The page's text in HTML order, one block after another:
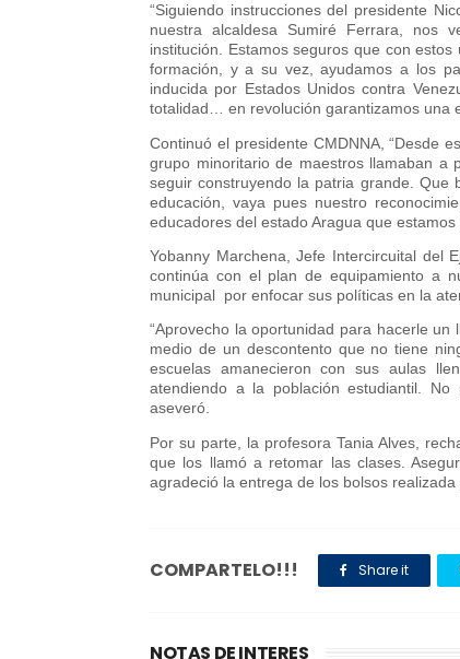
“Siguiendo instrucciones del presidente
nuestra alcaldesa Sumiré Ferrara, nos
institución. Estamos seguros que con
formación, y a su vez, ayudamos a los
inducida por Estados Unidos contra
totalidad… en revolución garantizamos
Continuó el presidente CMDNNA, “Desde
grupo minoritario de maestros llamaban a
seguir construyendo la patria grande. Que
educación, vaya pues nuestro
educadores del estado Aragua que
Yobanny Marchena, Jefe Intercircuital del
continúa con el plan de equipamiento a
municipal por enfocar sus políticas en la
“Aprovecho la oportunidad para hacerle
medio de un descontento que no tiene
escuelas amanecieron con sus aulas
atendiendo a la población estudiantil.
aseveró.
Por su parte, la profesora Tania Alves,
que los llamó a retomar las clases.
agradeció la entrega de los bolsos
COMPARTELO!!! Share it
NOTAS DE INTERES